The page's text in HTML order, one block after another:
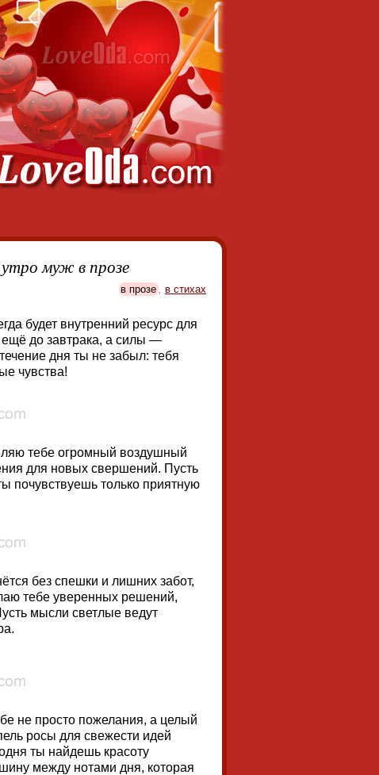
муж в прозе
в прозе , в стихах
будет внутренний ресурс для
ещё до завтрака, а силы —
дня ты не забыл: тебя
чувства!
тебе огромный воздушный
для новых свершений. Пусть
почувствуешь только приятную
без спешки и лишних забот,
тебе уверенных решений,
мысли светлые ведут
не просто пожелания, а целый
росы для свежести идей
ты найдешь красоту
между нотами дня, которая